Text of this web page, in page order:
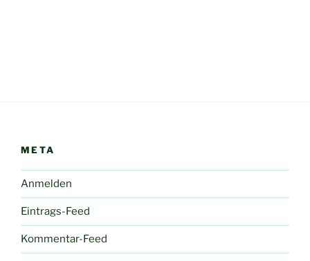
META
Anmelden
Eintrags-Feed
Kommentar-Feed